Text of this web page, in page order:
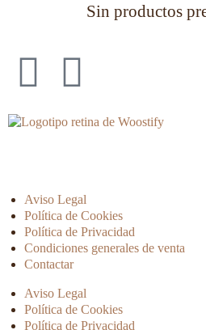
Sin productos
Aviso Legal
Política de Cookies
Política de Privacidad
Condiciones generales de venta
Contactar
Aviso Legal
Política de Cookies
Política de Privacidad